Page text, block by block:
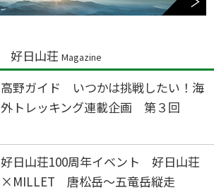
好日山荘 Magazine
高野ガイド いつかは挑戦したい！海
外トレッキング連載企画 第３回
好日山荘100周年イベント 好日山荘
×MILLET 唐松岳～五竜岳縦走